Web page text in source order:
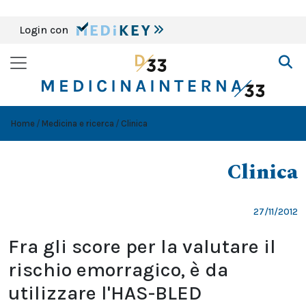
Login con
Home Medicina e ricerca Clinica
Clinica
27/11/2012
Fra gli score per la valutare il
rischio emorragico, è da
utilizzare l'HAS-BLED